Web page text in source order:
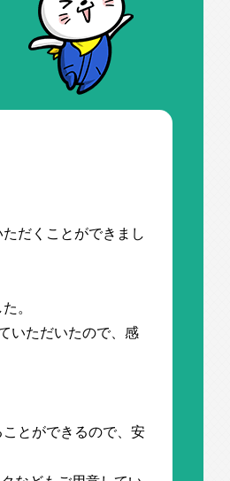
だくことができまし
。
いただいたので、感
とができるので、安